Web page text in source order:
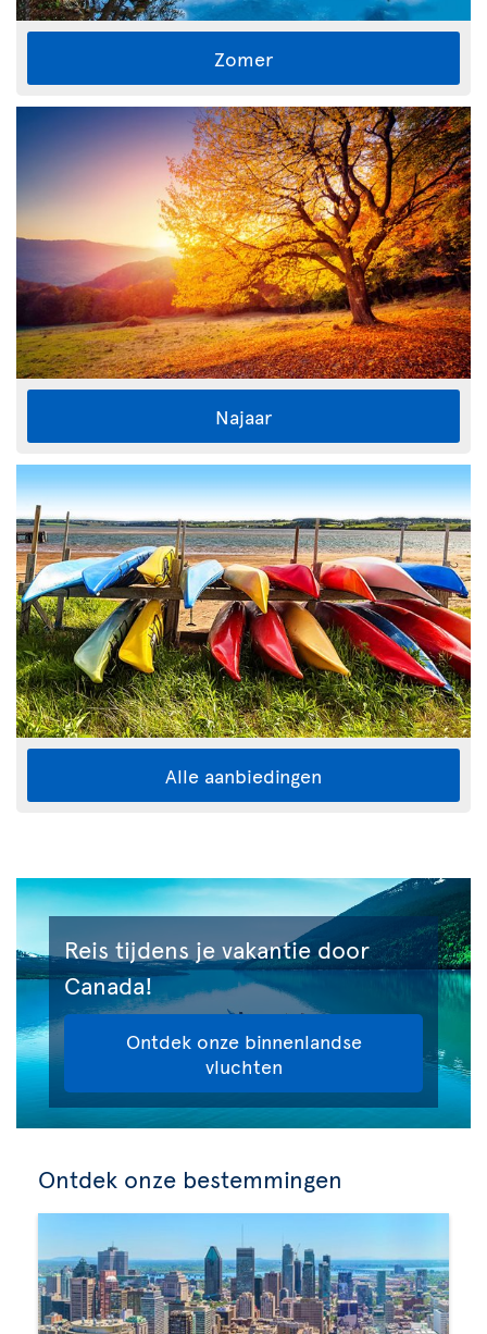
Zomer
Najaar
Alle aanbiedingen
Reis tijdens je vakantie door
Canada!
Ontdek onze binnenlandse
vluchten
Ontdek onze bestemmingen